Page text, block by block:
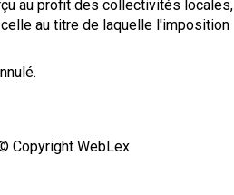
au profit des collectivités locales,
au titre de laquelle l'imposition
Copyright WebLex